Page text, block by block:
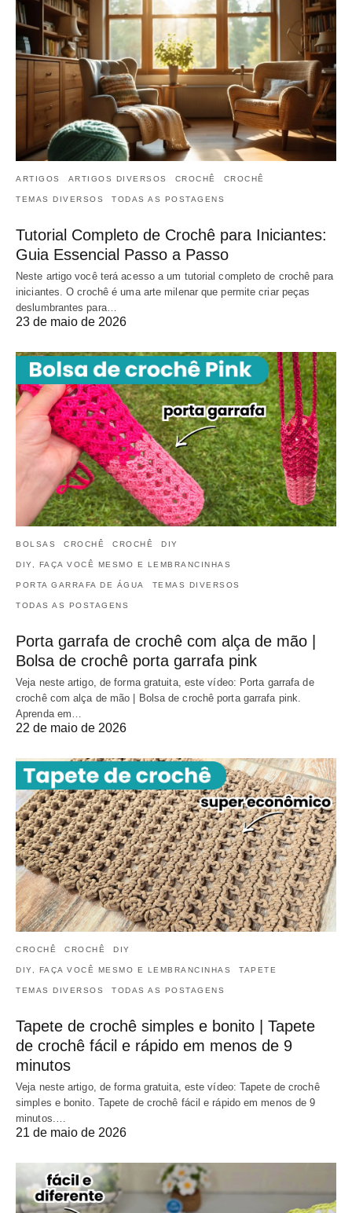
ARTIGOS ARTIGOS DIVERSOS CROCHÊ CROCHÊ
TEMAS DIVERSOS TODAS AS POSTAGENS
Tutorial Completo de Crochê para Iniciantes:
Guia Essencial Passo a Passo
Neste artigo você terá acesso a um tutorial completo de crochê para
iniciantes. O crochê é uma arte milenar que permite criar peças
deslumbrantes para…
23 de maio de 2026
BOLSAS CROCHÊ CROCHÊ DIY
DIY, FAÇA VOCÊ MESMO E LEMBRANCINHAS
PORTA GARRAFA DE ÁGUA TEMAS DIVERSOS
TODAS AS POSTAGENS
Porta garrafa de crochê com alça de mão |
Bolsa de crochê porta garrafa pink
Veja neste artigo, de forma gratuita, este vídeo: Porta garrafa de
crochê com alça de mão | Bolsa de crochê porta garrafa pink.
Aprenda em…
22 de maio de 2026
CROCHÊ CROCHÊ DIY
DIY, FAÇA VOCÊ MESMO E LEMBRANCINHAS TAPETE
TEMAS DIVERSOS TODAS AS POSTAGENS
Tapete de crochê simples e bonito | Tapete
de crochê fácil e rápido em menos de 9
minutos
Veja neste artigo, de forma gratuita, este vídeo: Tapete de crochê
simples e bonito. Tapete de crochê fácil e rápido em menos de 9
minutos.…
21 de maio de 2026